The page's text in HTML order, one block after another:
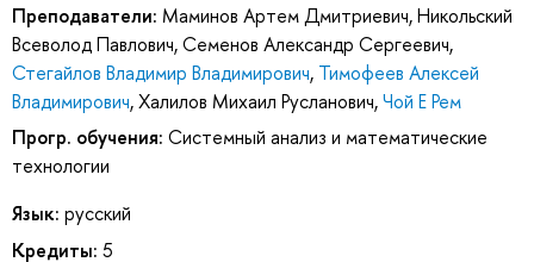
Преподаватели: Маминов Артем Дмитриевич,Никольский
Всеволод Павлович,Семенов Александр Сергеевич,
Стегайлов Владимир Владимирович, Тимофеев Алексей
Владимирович,Халилов Михаил Русланович,Чой Е Рем
Прогр. обучения: Системный анализ и математические
технологии
Язык: русский
Кредиты: 5